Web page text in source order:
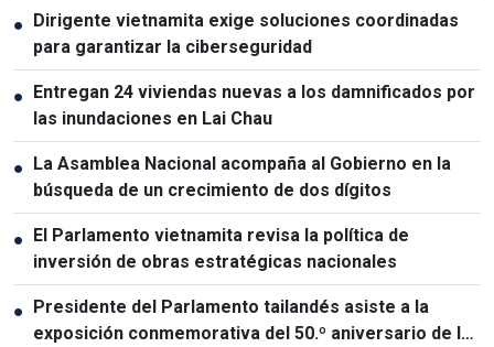
● Dirigente vietnamita exige soluciones coordinadas
para garantizar la ciberseguridad
● Entregan 24 viviendas nuevas a los damnificados por
las inundaciones en Lai Chau
● La Asamblea Nacional acompaña al Gobierno en la
búsqueda de un crecimiento de dos dígitos
● El Parlamento vietnamita revisa la política de
inversión de obras estratégicas nacionales
● Presidente del Parlamento tailandés asiste a la
exposición conmemorativa del 50.º aniversario de las